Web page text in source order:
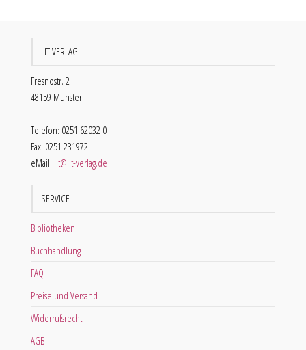
LIT VERLAG
Fresnostr. 2
48159 Münster
Telefon: 0251 62032 0
Fax: 0251 231972
eMail: lit@lit-verlag.de
SERVICE
Bibliotheken
Buchhandlung
FAQ
Preise und Versand
Widerrufsrecht
AGB